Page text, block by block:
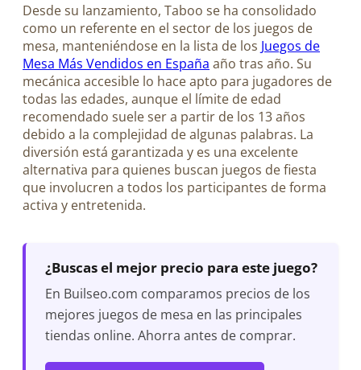
Desde su lanzamiento, Taboo se ha consolidado
como un referente en el sector de los juegos de
mesa, manteniéndose en la lista de los Juegos de
Mesa Más Vendidos en España año tras año. Su
mecánica accesible lo hace apto para jugadores de
todas las edades, aunque el límite de edad
recomendado suele ser a partir de los 13 años
debido a la complejidad de algunas palabras. La
diversión está garantizada y es una excelente
alternativa para quienes buscan juegos de fiesta
que involucren a todos los participantes de forma
activa y entretenida.
¿Buscas el mejor precio para este juego?
En Builseo.com comparamos precios de los
mejores juegos de mesa en las principales
tiendas online. Ahorra antes de comprar.